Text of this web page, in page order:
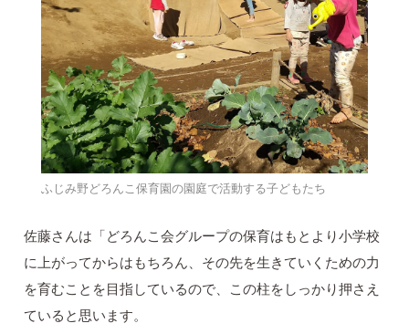
ふじみ野どろんこ保育園の園庭で活動する子どもたち
佐藤さんは「どろんこ会グループの保育はもとより小学校
に上がってからはもちろん、その先を生きていくための力
を育むことを目指しているので、この柱をしっかり押さえ
ていると思います。